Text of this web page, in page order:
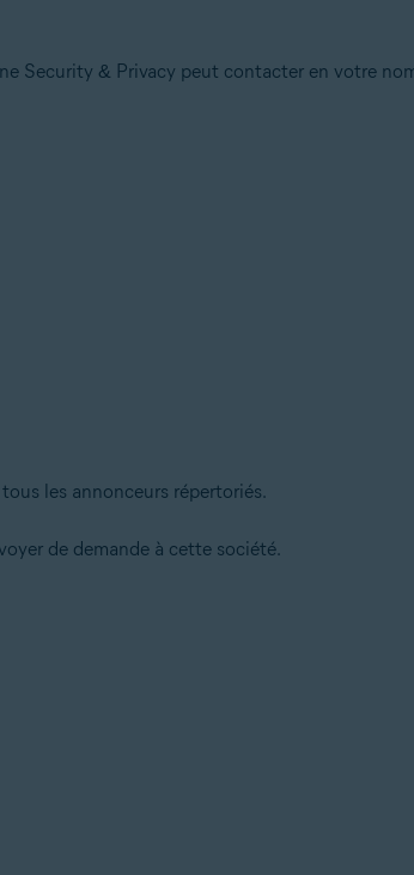
Security & Privacy peut contacter en votre
les annonceurs répertoriés.
de demande à cette société.